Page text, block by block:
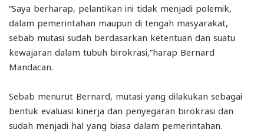
“Saya berharap, pelantikan ini tidak menjadi polemik,
dalam pemerintahan maupun di tengah masyarakat,
sebab mutasi sudah berdasarkan ketentuan dan suatu
kewajaran dalam tubuh birokrasi,”harap Bernard
Mandacan.
Sebab menurut Bernard, mutasi yang dilakukan sebagai
bentuk evaluasi kinerja dan penyegaran birokrasi dan
sudah menjadi hal yang biasa dalam pemerintahan.